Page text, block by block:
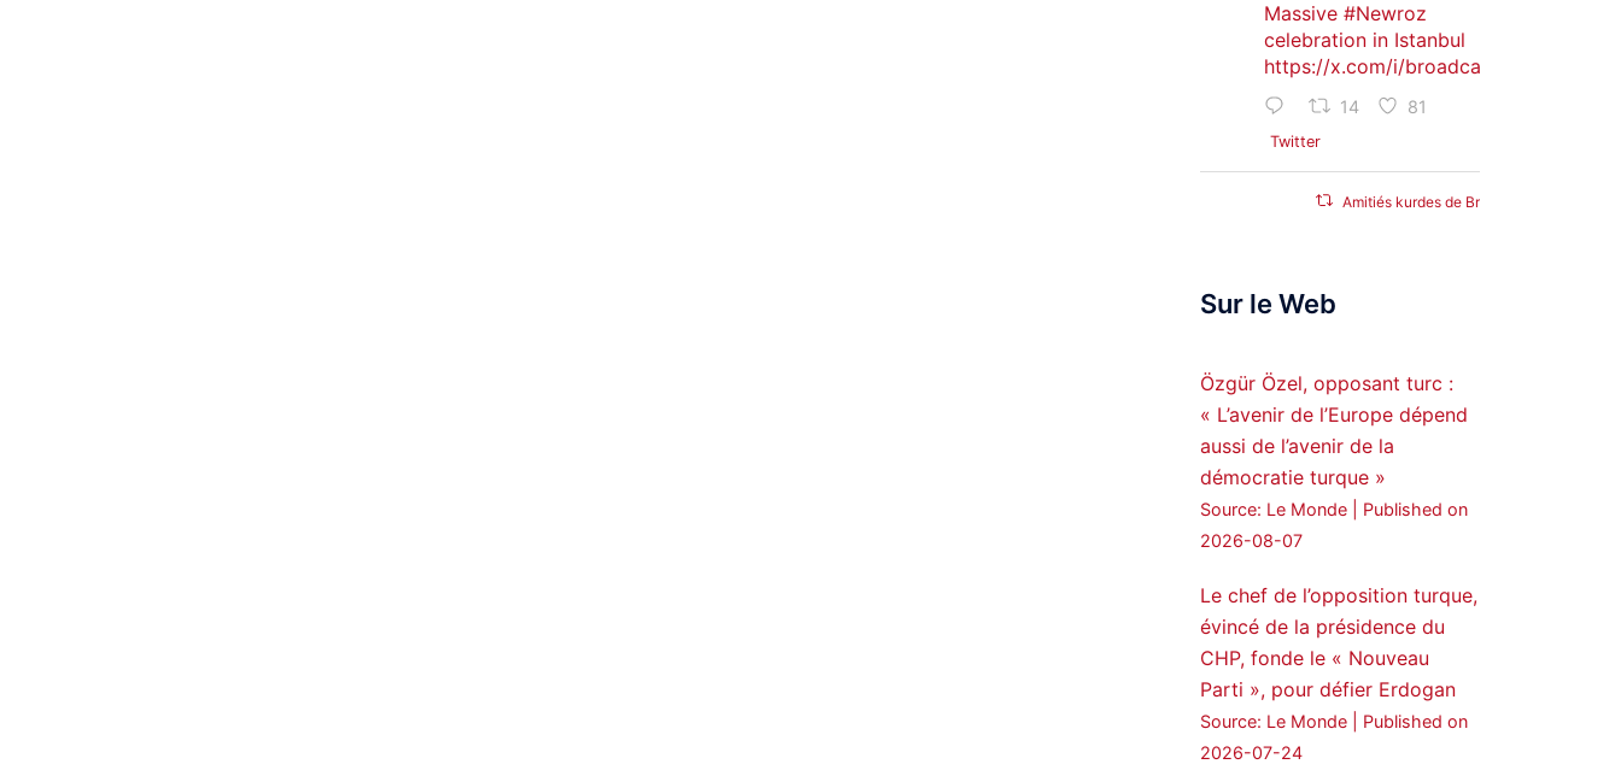
Massive #Newroz
celebration in Istanbul
https://x.com/i/broadcasts/
14 81
Twitter
Amitiés kurdes de Bretagne
25 Jan 2025
Forces, SDF appoints
hauro Abgar Daoud
from the ranks of
Syriac Military Council,
MFS as official
spokesperson. We
wish you success
ܟܫܝܪܘܬܐ ܒܘܠܝܬܐ ܚܘܪܐ
28 249
Twitter
Sur le Web
Özgür Özel, opposant turc :
« L’avenir de l’Europe dépend
aussi de l’avenir de la
démocratie turque »
Source: Le Monde
Published on
2026-08-07
Le chef de l’opposition turque,
évincé de la présidence du
CHP, fonde le « Nouveau
Parti », pour défier Erdogan
Source: Le Monde
Published on
2026-07-24